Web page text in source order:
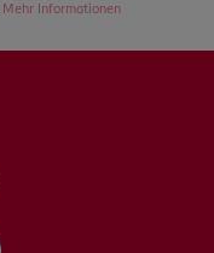
Mehr Informationen